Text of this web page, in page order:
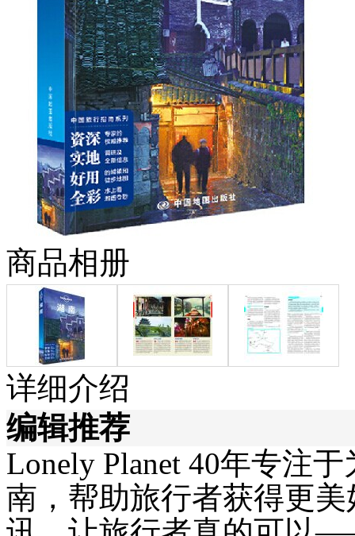
商品相册
详细介绍
编辑推荐
Lonely Planet 40年专注于
南，帮助旅行者获得更